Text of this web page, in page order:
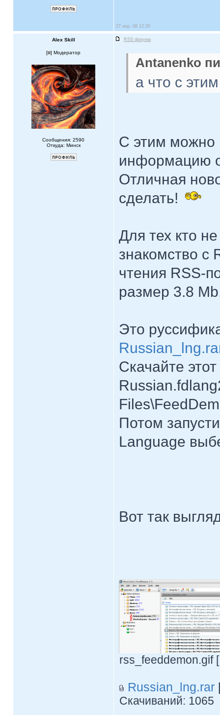
27 апр, 08 12:20
Alex Skill RSS форума
[ ] Модератор
Сообщения: 2590
Откуда: Минск
Antanenko
а что с
С этим можно
информацию
Отличная
сделать!
Для тех кто
знакомство с
чтения RSS-
размер 3.8
Это
Скачайте
Потом
Language
Вот так
rss_feeddemon.gif
Russian_lng.rar
Скачиваний: 1065